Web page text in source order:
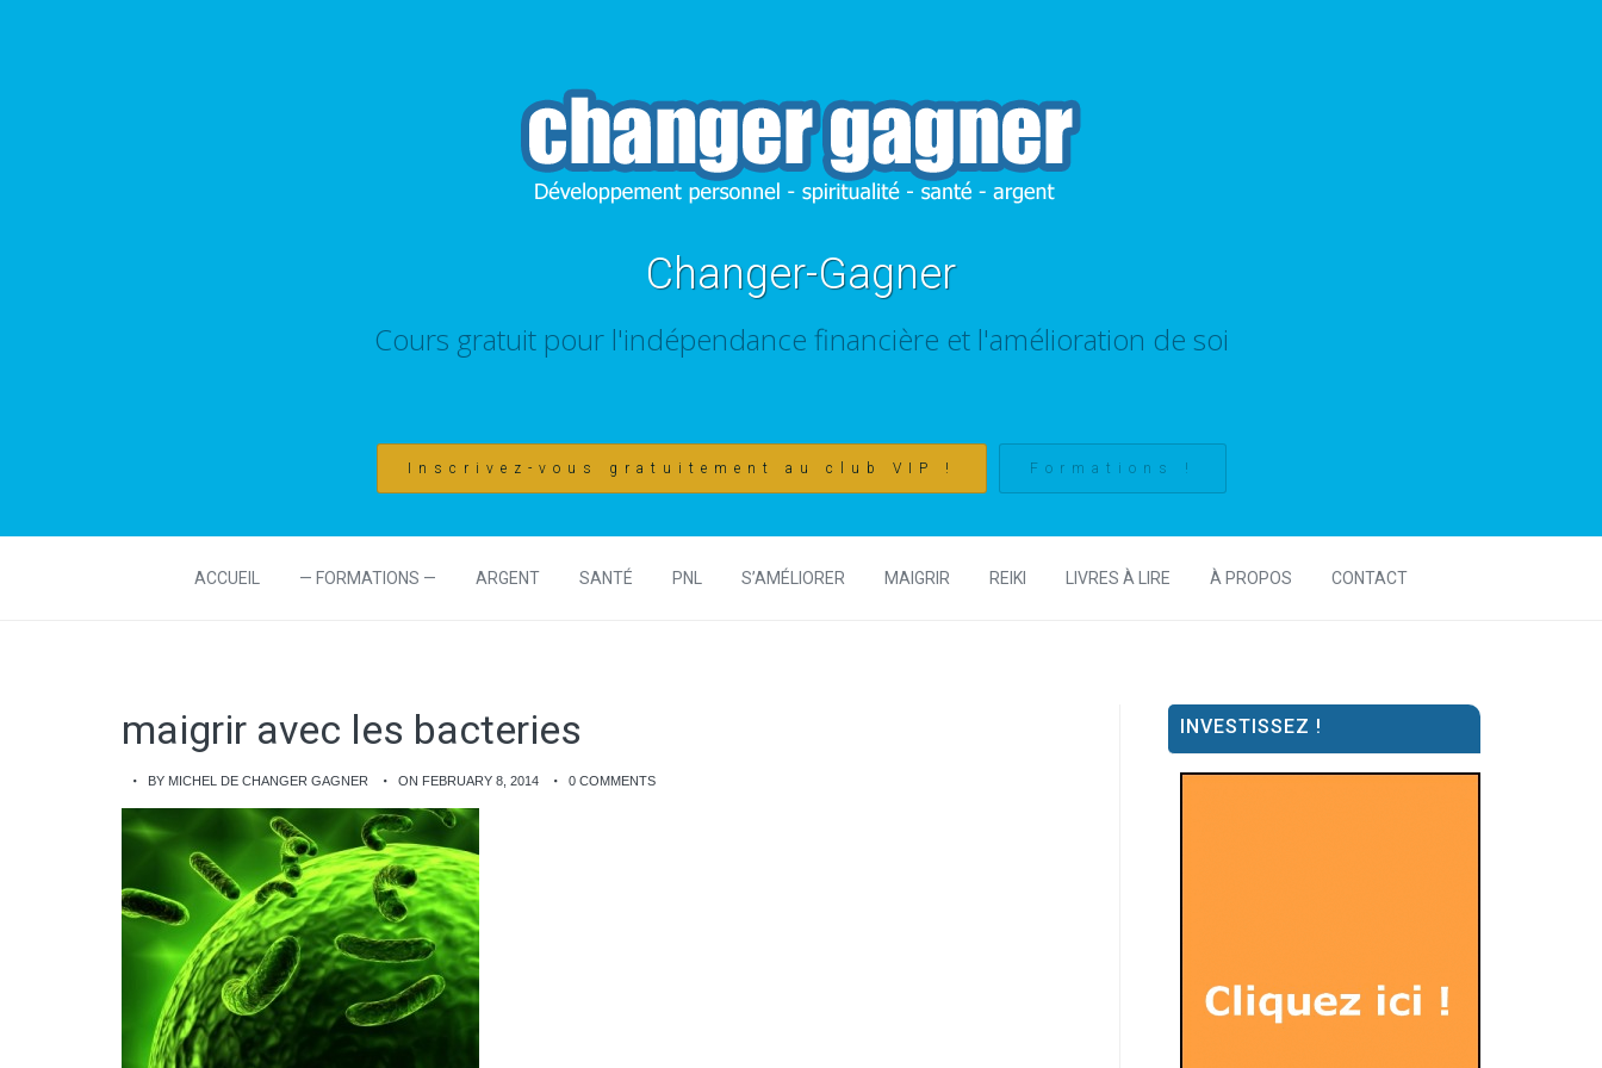
Changer-Gagner
Cours gratuit pour l'indépendance financière et l'amélioration de soi
Inscrivez-vous gratuitement au club VIP ! Formations !
ACCUEIL — FORMATIONS — ARGENT SANTÉ PNL S’AMÉLIORER MAIGRIR REIKI LIVRES À LIRE À PROPOS CONTACT
maigrir avec les bacteries
BY MICHEL DE CHANGER GAGNER ON FEBRUARY 8, 2014 0 COMMENTS
INVESTISSEZ !